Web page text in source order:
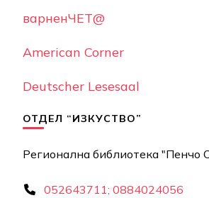
варненЧЕТ@
American Corner
Deutscher Lesesaal
ОТДЕЛ “ИЗКУСТВО”
Регионална библиотека "Пенчо
052643711; 0884024056